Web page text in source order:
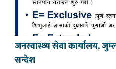
जनस्वास्थ्य सेवा कार्यालय,
सन्देश